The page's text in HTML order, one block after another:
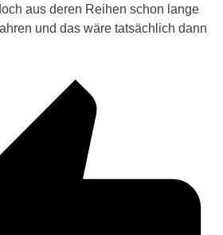
aus deren Reihen schon lange
und das wäre tatsächlich dann